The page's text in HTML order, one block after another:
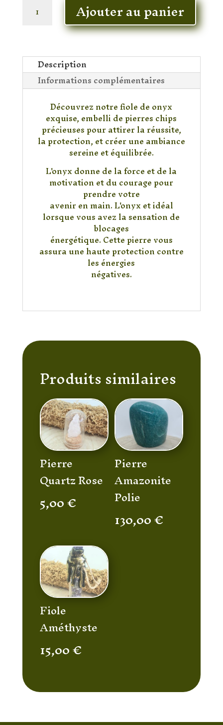
Ajouter au panier
Description
Informations complémentaires
Découvrez notre fiole de onyx
exquise, embelli de pierres chips
précieuses pour attirer la réussite,
la protection, et créer une ambiance
sereine et équilibrée.
L'onyx donne de la force et de la
motivation et du courage pour
prendre votre
avenir en main. L'onyx et idéal
lorsque vous avez la sensation de
blocages
énergétique. Cette pierre vous
assura une haute protection contre
les énergies
négatives.
Produits similaires
Pierre
Quartz Rose
5,00€
Pierre
Amazonite
Polie
130,00€
Fiole
Améthyste
15,00€